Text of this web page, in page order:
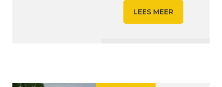
LEES MEER